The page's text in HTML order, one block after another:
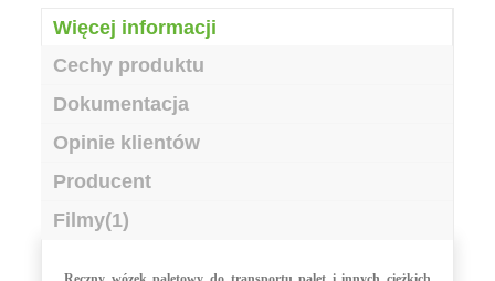
Więcej informacji
Cechy produktu
Dokumentacja
Opinie klientów
Producent
Filmy(1)